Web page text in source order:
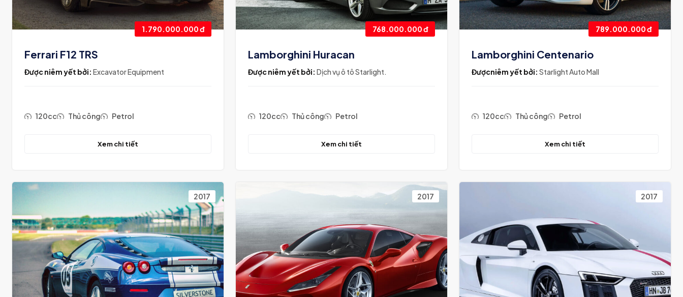
1.790.000.000 đ
Ferrari F12 TRS
Được niêm yết bởi: Excavator Equipment
120cc Thủ công Petrol
Xem chi tiết
768.000.000 đ
Lamborghini Huracan
Được niêm yết bởi: Dịch vụ ô tô Starlight.
120cc Thủ công Petrol
Xem chi tiết
789.000.000 đ
Lamborghini Centenario
Đượcniêm yết bởi: Starlight Auto Mall
120cc Thủ công Petrol
Xem chi tiết
2017 2017 2017